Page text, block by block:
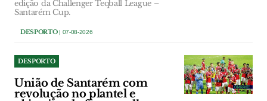
edição da Challenger Teqball League –
Santarém Cup.
DESPORTO| 07-08-2026
DESPORTO
União de Santarém com
revolução no plantel e